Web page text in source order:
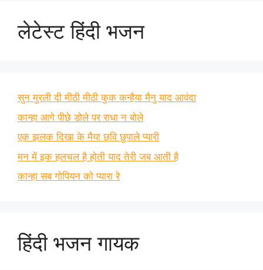
लेटेस्ट हिंदी भजन
सुन मुरली दी मीठी मीठी कुक कन्हैया मैनु याद आवंदा
कान्हा आगे पीछे डोले पर राधा न बोले
एक झलक दिखा के मैया छवि छुपाले प्यारी
मन में इक हलचल है होती याद तेरी जब आती है
कान्हा सब गोपियन को प्यारा रे
हिंदी भजन गायक